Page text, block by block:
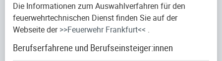
Die Informationen zum Auswahlverfahren für den
feuerwehrtechnischen Dienst finden Sie auf der
Webseite der>>Feuerwehr Frankfurt<< .
Berufserfahrene und Berufseinsteiger:innen